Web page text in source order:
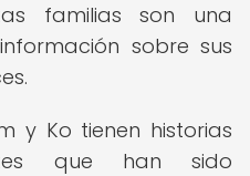
familias son una
sobre sus
y Ko tienen historias
que han sido